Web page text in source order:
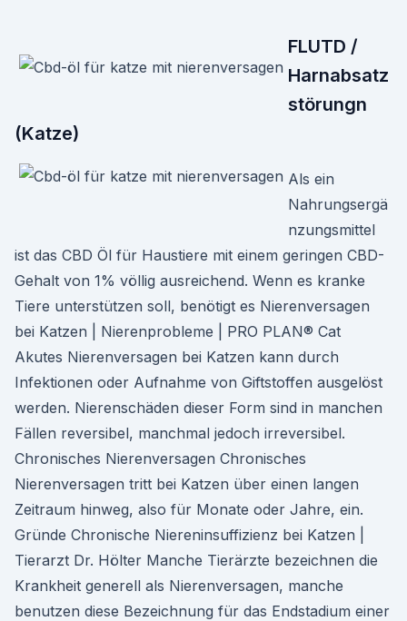
FLUTD /
Harnabsatz
störungn
(Katze)
Als ein
Nahrungsergä
nzungsmittel
ist das CBD Öl für Haustiere mit einem geringen CBD-
Gehalt von 1% völlig ausreichend. Wenn es kranke
Tiere unterstützen soll, benötigt es Nierenversagen
bei Katzen | Nierenprobleme | PRO PLAN® Cat
Akutes Nierenversagen bei Katzen kann durch
Infektionen oder Aufnahme von Giftstoffen ausgelöst
werden. Nierenschäden dieser Form sind in manchen
Fällen reversibel, manchmal jedoch irreversibel.
Chronisches Nierenversagen Chronisches
Nierenversagen tritt bei Katzen über einen langen
Zeitraum hinweg, also für Monate oder Jahre, ein.
Gründe Chronische Niereninsuffizienz bei Katzen |
Tierarzt Dr. Hölter Manche Tierärzte bezeichnen die
Krankheit generell als Nierenversagen, manche
benutzen diese Bezeichnung für das Endstadium einer